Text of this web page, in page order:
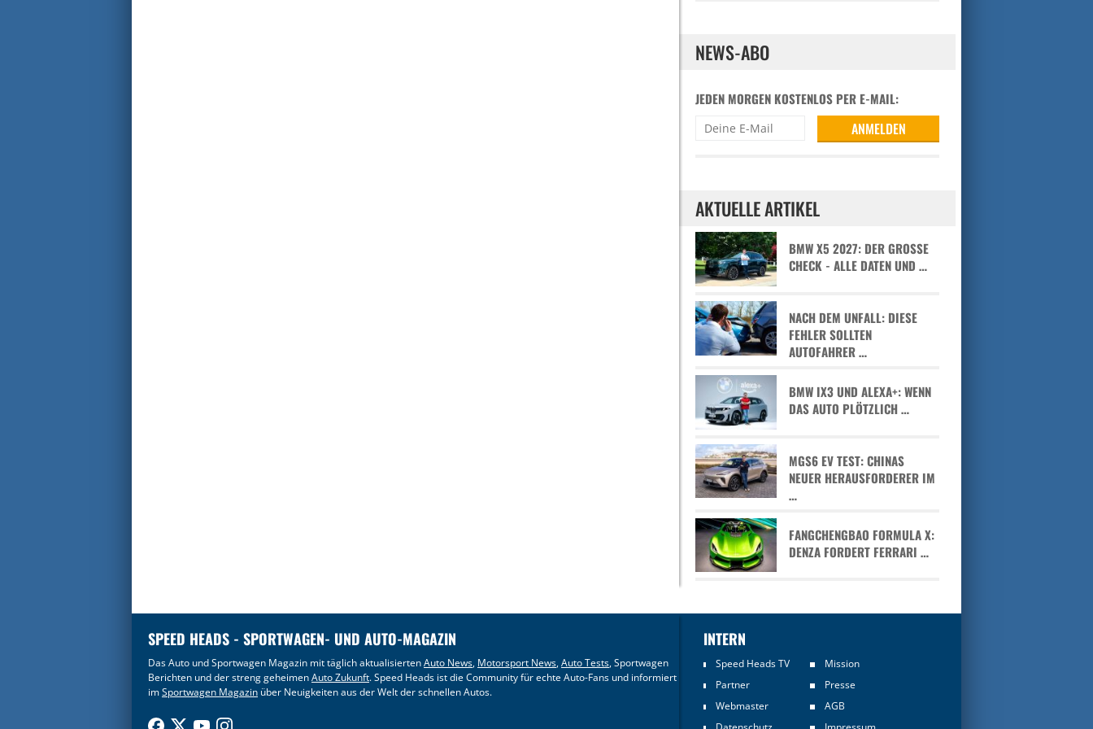
NEWS-ABO
JEDEN MORGEN KOSTENLOS PER E-MAIL:
AKTUELLE ARTIKEL
BMW X5 2027: DER GROSSE C
HECK - ALLE DATEN UND …
NACH DEM UNFALL: DIESE
FEHLER SOLLTEN
AUTOFAHRER …
BMW IX3 UND ALEXA+: WENN
DAS AUTO PLÖTZLICH …
MGS6 EV TEST: CHINAS
NEUER HERAUSFORDERER IM
…
FANGCHENGBAO FORMULA X:
DENZA FORDERT FERRARI …
SPEED HEADS - SPORTWAGEN- UND AUTO-MAGAZIN
Das Auto und Sportwagen Magazin mit täglich aktualisiertenAuto News, Motorsport News,Auto Tests, Sportwagen
Berichten und der streng geheimenAuto Zukunft. Speed Heads ist die Community für echte Auto-Fans und informiert
imSportwagen Magazin über Neuigkeiten aus der Welt der schnellen Autos.
INTERN
Speed Heads TV
Mission
Partner
Presse
Webmaster
AGB